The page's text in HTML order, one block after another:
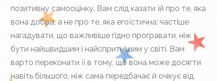
позитивну самооцінку. Вам слід казати їй про те, яка
вона добра, а не про те, яка егоїстична; частіше
нагадувати, що важливіше гідно програвати, ніж
бути найшвидшим і найспритнішим у світі. Вам
варто переконати її в тому, що вона може досягти
навіть більшого, ніж сама передбачає й очікує від